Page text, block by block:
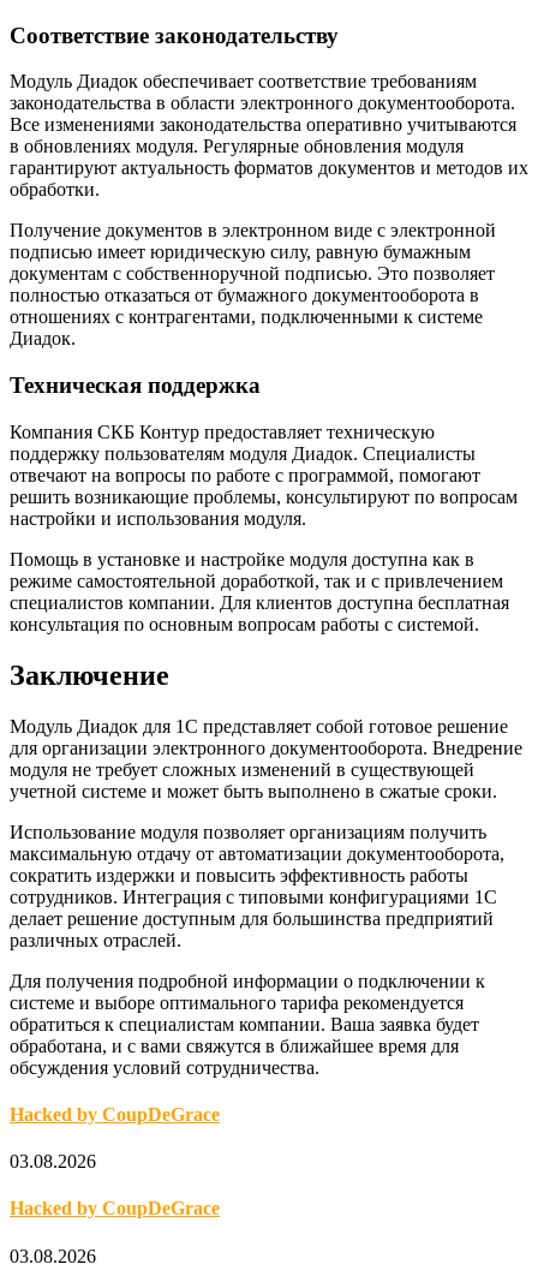
Соответствие законодательству
Модуль Диадок обеспечивает соответствие требованиям
законодательства в области электронного документооборота.
Все изменениями законодательства оперативно учитываются
в обновлениях модуля. Регулярные обновления модуля
гарантируют актуальность форматов документов и методов их
обработки.
Получение документов в электронном виде с электронной
подписью имеет юридическую силу, равную бумажным
документам с собственноручной подписью. Это позволяет
полностью отказаться от бумажного документооборота в
отношениях с контрагентами, подключенными к системе
Диадок.
Техническая поддержка
Компания СКБ Контур предоставляет техническую
поддержку пользователям модуля Диадок. Специалисты
отвечают на вопросы по работе с программой, помогают
решить возникающие проблемы, консультируют по вопросам
настройки и использования модуля.
Помощь в установке и настройке модуля доступна как в
режиме самостоятельной доработкой, так и с привлечением
специалистов компании. Для клиентов доступна бесплатная
консультация по основным вопросам работы с системой.
Заключение
Модуль Диадок для 1С представляет собой готовое решение
для организации электронного документооборота. Внедрение
модуля не требует сложных изменений в существующей
учетной системе и может быть выполнено в сжатые сроки.
Использование модуля позволяет организациям получить
максимальную отдачу от автоматизации документооборота,
сократить издержки и повысить эффективность работы
сотрудников. Интеграция с типовыми конфигурациями 1С
делает решение доступным для большинства предприятий
различных отраслей.
Для получения подробной информации о подключении к
системе и выборе оптимального тарифа рекомендуется
обратиться к специалистам компании. Ваша заявка будет
обработана, и с вами свяжутся в ближайшее время для
обсуждения условий сотрудничества.
Hacked by CoupDeGrace
03.08.2026
Hacked by CoupDeGrace
03.08.2026